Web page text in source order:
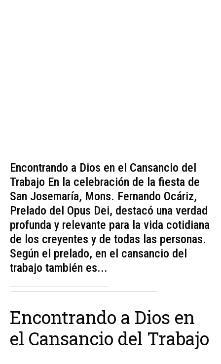
Encontrando a Dios en el Cansancio del
Trabajo En la celebración de la fiesta de
San Josemaría, Mons. Fernando Ocáriz,
Prelado del Opus Dei, destacó una verdad
profunda y relevante para la vida cotidiana
de los creyentes y de todas las personas.
Según el prelado, en el cansancio del
trabajo también es...
Encontrando a Dios en
el Cansancio del Trabajo